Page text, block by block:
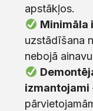
apstākļos.
Minimāla
uzstādīšana
nebojā
izmantojami